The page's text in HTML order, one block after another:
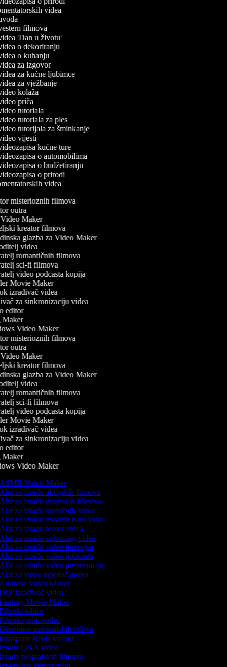
videa
filmova
'Dan u životu'
o dekoriranju
o kuhanju
za izgovor
za kućne ljubimce
za vježbanje
kolaža
priča
tutoriala
tutoriala za ples
tutorijala za šminkanje
vijesti
kućne ture
o automobilima
o budžetiranju
o prirodi
videa
misterioznih filmova
outra
Maker
kreator filmova
glazba za Video Maker
videa
romantičnih filmova
sci-fi filmova
video podcasta kopija
Movie Maker
izrađivač videa
za sinkronizaciju videa
editor
Video Maker
misterioznih filmova
outra
Maker
kreator filmova
glazba za Video Maker
videa
romantičnih filmova
sci-fi filmova
video podcasta kopija
Movie Maker
izrađivač videa
za sinkronizaciju videa
editor
Video Maker
Video Maker
za izradu akcijskih filmova
za izradu dramskih filmova
za izradu komičnih videa
za izradu modnih haul videa
za izradu teaser videa
za izradu unboxing videa
za izradu video intervjua
za izradu video podcasta
za izradu video prezentacija
za video svjedočanstva
Video Maker
izrađivač videa
Movie Maker
editor
proizvođač
automatskih titlova
Reels kreator
Q&A videa
biografskih filmova